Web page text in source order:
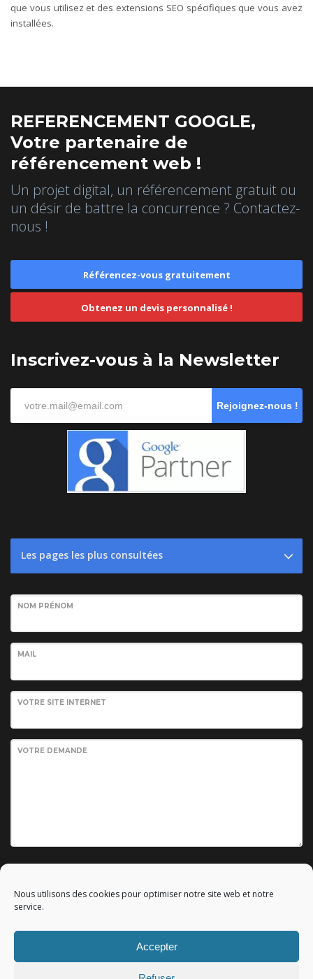
Nous utilisons des cookies pour optimiser notre site web et notre
service.
Accepter
que vous utilisez et des extensions SEO spécifiques que vous avez
installées.
REFERENCEMENT GOOGLE,
Votre partenaire de
référencement web !
Un projet digital, un référencement gratuit ou
un désir de battre la concurrence ? Contactez-
nous !
Référencez-vous gratuitement
Obtenez un devis personnalisé !
Inscrivez-vous à la Newsletter
Rejoignez-nous !
Les pages les plus consultées
NOM PRÉNOM
MAIL
VOTRE SITE INTERNET
VOTRE DEMANDE